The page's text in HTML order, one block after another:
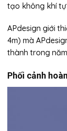
tạo không khí
APdesign giới
4m) mà
thành trong năm
Phối cảnh